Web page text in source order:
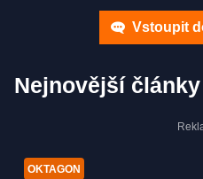
Vstoupit
Nejnovější články
OKTAGON